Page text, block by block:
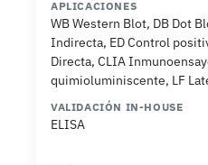
APLICACIONES
WB Western Blot, DB Dot
Indirecta, ED Control
Directa, CLIA
quimioluminiscente, LF
VALIDACIÓN IN-HOUSE
ELISA